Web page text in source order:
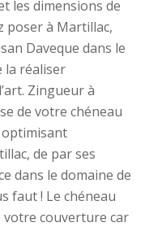
les dimensions de
poser à Martillac,
Daveque dans le
la réaliser
Zingueur à
de votre chéneau
de par ses
dans le domaine de
faut ! Le chéneau
couverture car